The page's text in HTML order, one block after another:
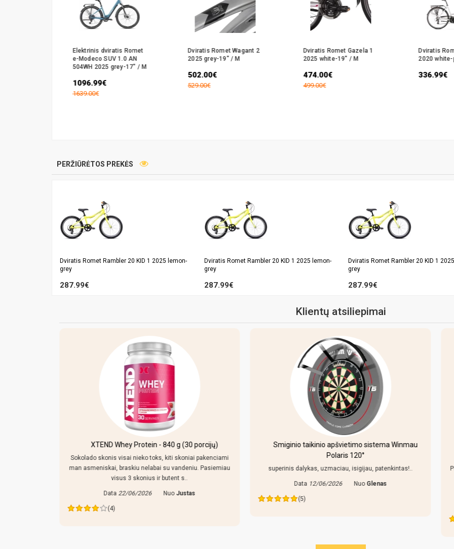
Elektrinis dviratis Romet
e-Modeco SUV 1.0 AN
504WH 2025 grey-17" / M
1096.99€
1639.00€
Dviratis Romet Wagant 2
2025 grey-19" / M
502.00€
529.00€
Dviratis Romet Gazela 1
2025 white-19" / M
474.00€
499.00€
Dviratis
2020
336.99€
PERŽIŪRĖTOS PREKĖS
Dviratis Romet Rambler 20 KID 1 2025 lemon-
grey
287.99€
Dviratis Romet Rambler 20 KID 1 2025 lemon-
grey
287.99€
Dviratis Romet Rambler 20 KID 1
grey
287.99€
Klientų atsiliepimai
XTEND Whey Protein - 840 g (30 porcijų)
Sokolado skonis visai nieko toks, kiti skoniai pakenciami
man asmeniskai, braskiu nelabai su vandeniu. Pasiemiau
visus 3 skonius ir butent s..
Data 22/06/2026 Nuo Justas
(4)
Smiginio taikinio apšvietimo sistema Winmau
Polaris 120°
superinis dalykas, uzmaciau, isigijau, patenkintas!..
Data 12/06/2026 Nuo Glenas
(5)